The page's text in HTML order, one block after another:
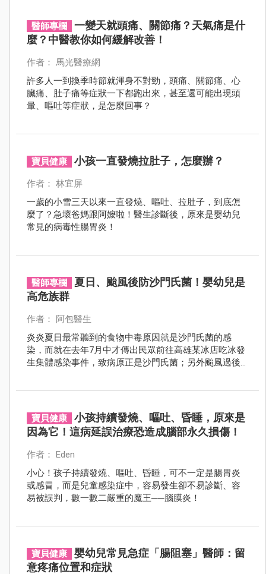
醫師專欄
一變天就頭痛、關節痛？天氣痛是什
麼？中醫教你如何緩解改善！
作者： 馬光醫療網
許多人一到換季時節就渾身不對勁，頭痛、關節痛、心
臟痛、肚子痛等症狀一下都跑出來，甚至還可能出現頭
暈、嘔吐等症狀，是怎麼回事？
寶貝健康 小孩一直發燒拉肚子，怎麼辦？
作者： 林宜屏
一歲的小雪三天以來一直發燒、嘔吐、拉肚子，到底怎
麼了？急壞爸媽跟阿嬤啦！醫生診斷後，原來是嬰幼兒
常見的病毒性腸胃炎！
醫師專欄
夏日、颱風後防沙門氏菌！嬰幼兒是
高危族群
作者： 阿包醫生
炎炎夏日最常聽到的食物中毒原因就是沙門氏菌的感
染，而就在去年7月中才傳出民眾前往高雄某冰店吃冰發
生集體感染事件，致病原正是沙門氏菌；另外颱風過後
寶貝健康
小孩持續發燒、嘔吐、昏睡，原來是
因為它！這病延誤治療恐造成腦部永久損傷！
作者： Eden
小心！孩子持續發燒、嘔吐、昏睡，可不一定是腸胃炎
或感冒，而是兒童感染症中，容易發生卻不易診斷、容
易被誤判，數一數二嚴重的魔王──腦膜炎！
寶貝健康
嬰幼兒常見急症「腸阻塞」醫師：留
意疼痛位置和症狀